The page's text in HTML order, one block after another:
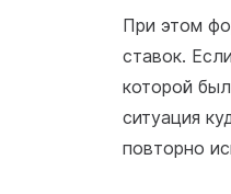
При этом
ставок.
которой
ситуация
повторно